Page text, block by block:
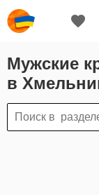
Мужские
в